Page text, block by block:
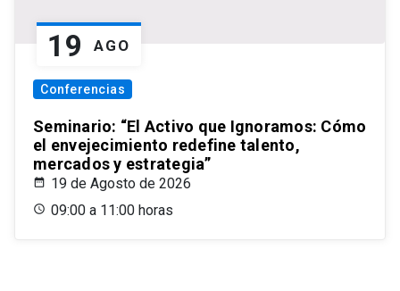
19 AGO
Conferencias
Seminario: “El Activo que Ignoramos: Cómo
el envejecimiento redefine talento,
mercados y estrategia”
19 de Agosto de 2026
09:00 a 11:00 horas